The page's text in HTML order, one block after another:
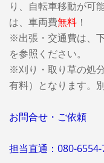
り、自転車移動が可
は、車両費無料！
※出張・交通費は、
を参照ください。
※刈り・取り草の処
有料）となります。
お問合せ・ご依頼
担当直通：080-